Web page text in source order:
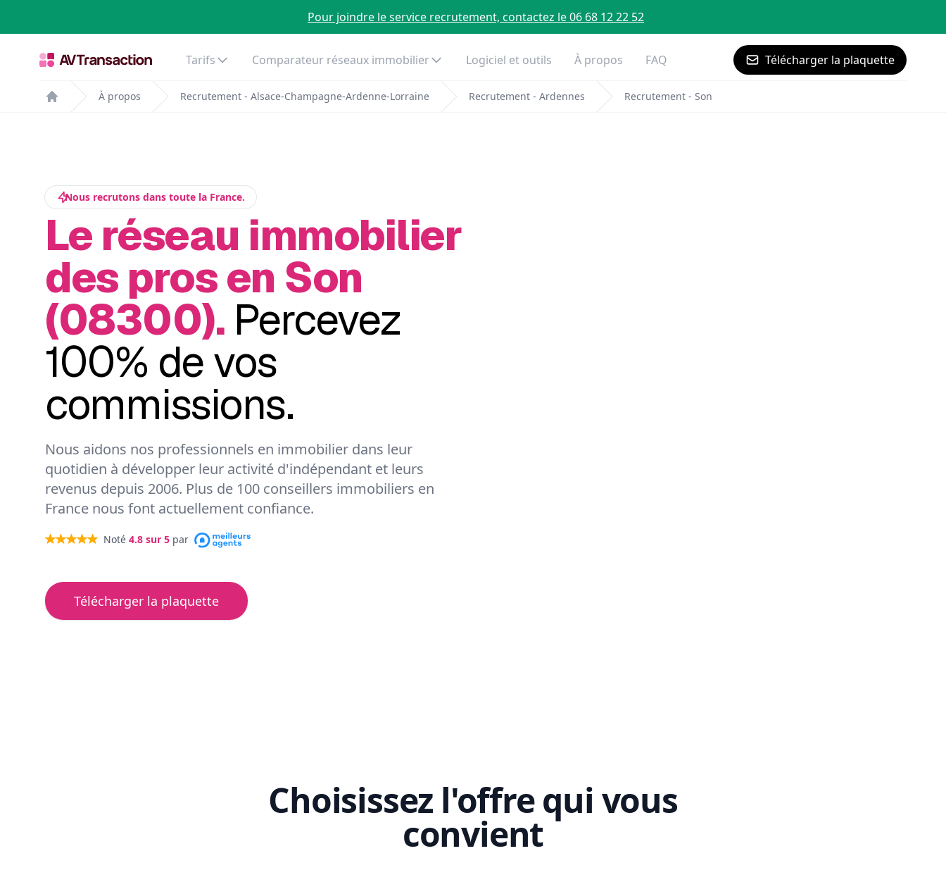
Pour joindre le service recrutement, contactez le 06 68 12 22 52
Tarifs Comparateur réseaux immobilier Logiciel et outils À propos FAQ Télécharger la plaquette
Home
À propos Recrutement - Alsace-Champagne-Ardenne-Lorraine Recrutement - Ardennes Recrutement - Son
Nous recrutons dans toute la France.
Le réseau immobilier
des pros en Son
(08300). Percevez
100% de vos
commissions.
Nous aidons nos professionnels en immobilier dans leur
quotidien à développer leur activité d'indépendant et leurs
revenus depuis 2006. Plus de 100 conseillers immobiliers en
France nous font actuellement confiance.
Noté 4.8 sur 5 par
Télécharger la plaquette
Choisissez l'offre qui vous
convient